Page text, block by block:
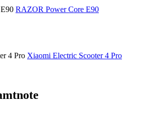
RAZOR Power Core E90
Xiaomi Electric Scooter 4 Pro